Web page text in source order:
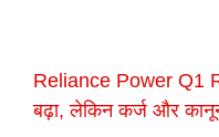
Reliance Power Q1
बढ़ा, लेकिन कर्ज और